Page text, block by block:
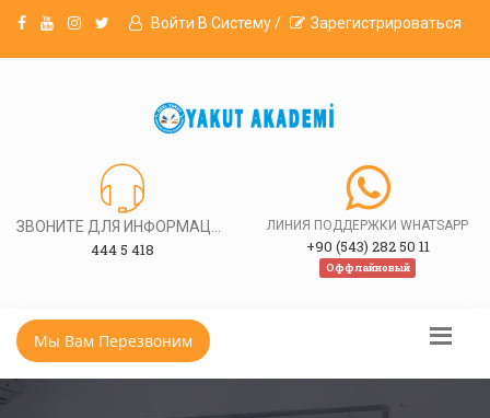
Войти В Систему / Зарегистрироваться
444 5 418
ЛИНИЯ ПОДДЕРЖКИ WHATSAPP
+90 (543) 282 50 11
Оффлайновый
Мы Вам Перезвоним